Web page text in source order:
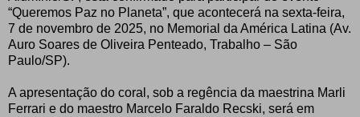
“Queremos Paz no Planeta”, que acontecerá na sexta-feira,
7 de novembro de 2025, no Memorial da América Latina (Av.
Auro Soares de Oliveira Penteado, Trabalho – São
Paulo/SP).
A apresentação do coral, sob a regência da maestrina Marli
Ferrari e do maestro Marcelo Faraldo Recski, será em